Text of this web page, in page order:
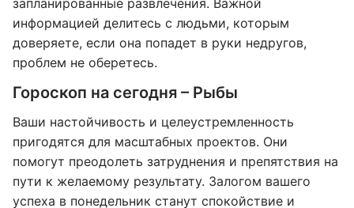
запланированные развлечения. Важной
информацией делитесь с людьми, которым
доверяете, если она попадет в руки недругов,
проблем не оберетесь.
Гороскоп на сегодня – Рыбы
Ваши настойчивость и целеустремленность
пригодятся для масштабных проектов. Они
помогут преодолеть затруднения и препятствия на
пути к желаемому результату. Залогом вашего
успеха в понедельник станут спокойствие и